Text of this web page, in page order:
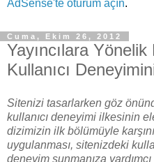
AdSense'te oturum açın.
Cuma, Ekim 26, 2012
Yayıncılara
Kullanıcı
Sitenizi tasarlarken göz
kullanıcı deneyimi ilkesinin
dizimizin ilk bölümüyle
uygulanması, sitenizdeki
deneyim sunmanıza yardımcı